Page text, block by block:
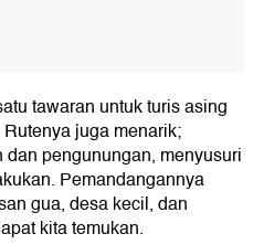
tawaran untuk turis asing
juga menarik;
pengunungan, menyusuri
Pemandangannya
gua, desa kecil, dan
kita temukan.